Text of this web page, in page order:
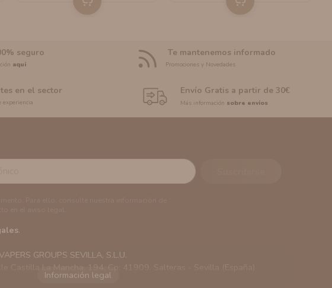
seguro
aquí
Te mantenemos informado
Promociones y Novedades
en el sector
experiencia
Envío Gratis a partir de 30€
Más información sobre envíos
.
GROUPS SEVILLA, S.L.U.
para poder enviarle información comercial (Puede consultar como